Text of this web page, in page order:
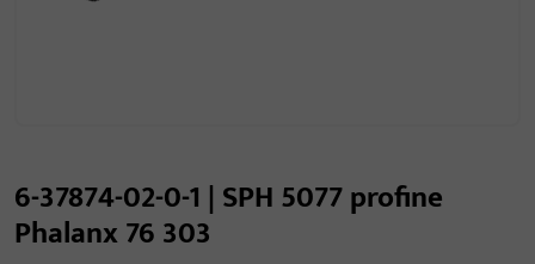
6-37874-02-0-1 | SPH 5077 profine
Phalanx 76 303